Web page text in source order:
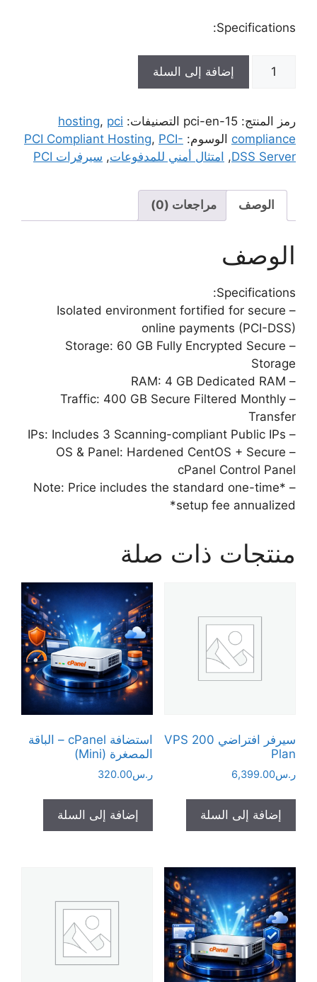
Specifications:
Payment
Gateway
VPS
إضافة إلى السلة
رمز المنتج: pci-en-15 التصنيفات: hosting, pci
compliance الوسوم: PCI Compliant Hosting, PCI-
DSS Server
, امتثال أمني للمدفوعات, سيرفرات PCI
الوصف مراجعات (0)
الوصف
Specifications:
– Isolated environment fortified for secure
online payments (PCI-DSS)
– Storage: 60 GB Fully Encrypted Secure
Storage
– RAM: 4 GB Dedicated RAM
– Traffic: 400 GB Secure Filtered Monthly
Transfer
– IPs: Includes 3 Scanning-compliant Public IPs
– OS & Panel: Hardened CentOS + Secure
cPanel Control Panel
– *Note: Price includes the standard one-time
setup fee annualized*
منتجات ذات صلة
سيرفر افتراضي VPS 200
Plan
ر.س6,399.00
إضافة إلى السلة
استضافة cPanel – الباقة
المصغرة (Mini)
ر.س320.00
إضافة إلى السلة